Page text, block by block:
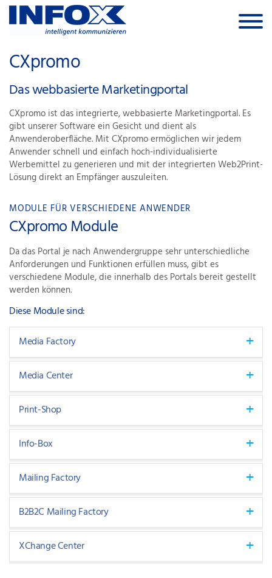
Skip to the content
CXpromo
Das webbasierte Marketingportal
CXpromo ist das integrierte, webbasierte Marketingportal. Es
gibt unserer Software ein Gesicht und dient als
Anwenderoberfläche. Mit CXpromo ermöglichen wir jedem
Anwender schnell und einfach hoch-individualisierte
Werbemittel zu generieren und mit der integrierten Web2Print-
Lösung direkt an Empfänger auszuleiten.
MODULE FÜR VERSCHIEDENE ANWENDER
CXpromo Module
Da das Portal je nach Anwendergruppe sehr unterschiedliche
Anforderungen und Funktionen erfüllen muss, gibt es
verschiedene Module, die innerhalb des Portals bereit gestellt
werden können.
Diese Module sind:
Media Factory
Media Center
Print-Shop
Info-Box
Mailing Factory
B2B2C Mailing Factory
XChange Center